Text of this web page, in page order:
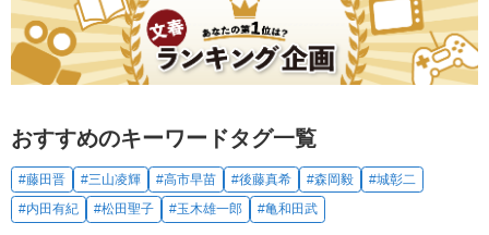
おすすめのキーワードタグ一覧
#藤田晋 #三山凌輝 #高市早苗 #後藤真希 #森岡毅
#城彰二
#内田有紀
#松田聖子 #玉木雄一郎 #亀和田武